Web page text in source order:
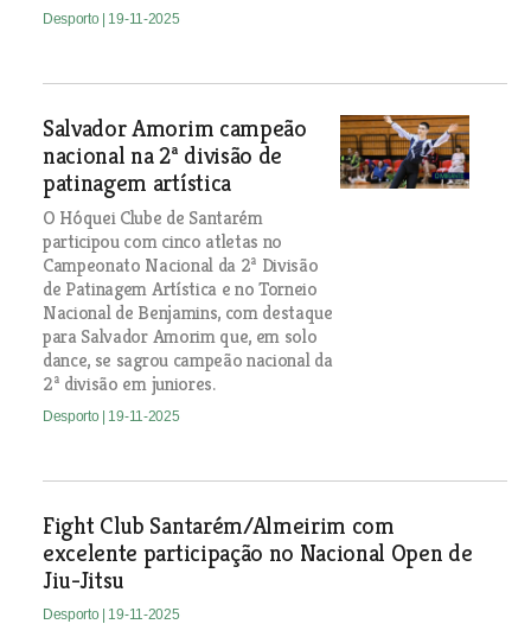
Desporto | 19-11-2025
Salvador Amorim campeão
nacional na 2ª divisão de
patinagem artística
O Hóquei Clube de Santarém
participou com cinco atletas no
Campeonato Nacional da 2ª Divisão
de Patinagem Artística e no Torneio
Nacional de Benjamins, com destaque
para Salvador Amorim que, em solo
dance, se sagrou campeão nacional da
2ª divisão em juniores.
Desporto | 19-11-2025
Fight Club Santarém/Almeirim com
excelente participação no Nacional Open de
Jiu-Jitsu
Desporto | 19-11-2025